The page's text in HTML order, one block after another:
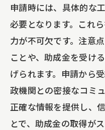
狛江市での実
助成金を利用
狛江市の施設
ポイント
助成金がもた
功談
助成金を受け
申請時には、具体的な
必要となります。これ
力が不可欠です。注意
ことや、助成金を受け
げられます。申請から
政機関との密接なコミ
正確な情報を提供し、
とで、助成金の取得が